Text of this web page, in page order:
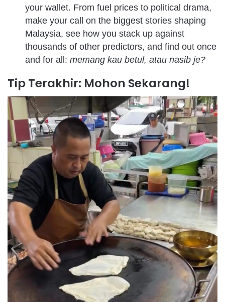
your wallet. From fuel prices to political drama,
make your call on the biggest stories shaping
Malaysia, see how you stack up against
thousands of other predictors, and find out once
and for all: memang kau betul, atau nasib je?
Tip Terakhir: Mohon Sekarang!